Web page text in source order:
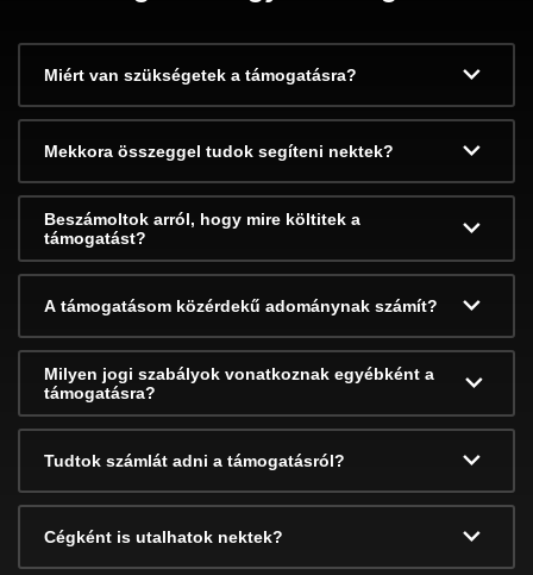
Miért van szükségetek a támogatásra?
Mekkora összeggel tudok segíteni nektek?
Beszámoltok arról, hogy mire költitek a
támogatást?
A támogatásom közérdekű adománynak számít?
Milyen jogi szabályok vonatkoznak egyébként a
támogatásra?
Tudtok számlát adni a támogatásról?
Cégként is utalhatok nektek?